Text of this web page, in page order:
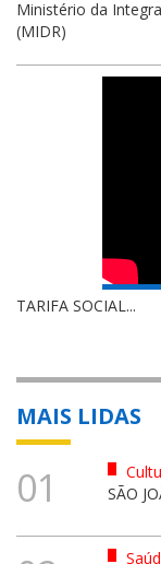
Ministério da
(MIDR)
TARIFA SOCIAL...
MAIS LIDAS
01
SÃO